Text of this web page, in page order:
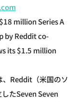
million Series A
by Reddit co-
its $1.5 million
Reddit（米国のソ
たSeven Seven